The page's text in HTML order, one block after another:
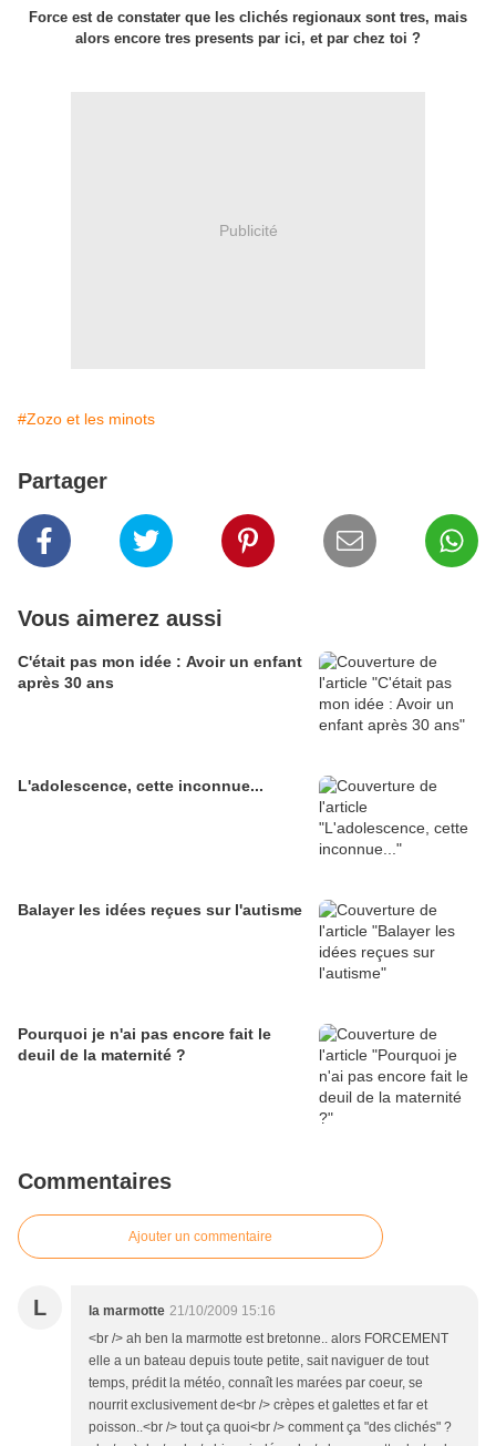
Force est de constater que les clichés regionaux sont tres, mais
alors encore tres presents par ici, et par chez toi ?
Publicité
#Zozo et les minots
Partager
Vous aimerez aussi
C'était pas mon idée : Avoir un enfant
après 30 ans
L'adolescence, cette inconnue...
Balayer les idées reçues sur l'autisme
Pourquoi je n'ai pas encore fait le
deuil de la maternité ?
Commentaires
Ajouter un commentaire
L la marmotte 21/10/2009 15:16
<br /> ah ben la marmotte est bretonne.. alors FORCEMENT
elle a un bateau depuis toute petite, sait naviguer de tout
temps, prédit la météo, connaît les marées par coeur, se
nourrit exclusivement de<br /> crèpes et galettes et far et
poisson..<br /> tout ça quoi<br /> comment ça "des clichés" ?